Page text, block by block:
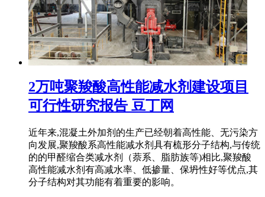
2万吨聚羧酸高性能减水剂建设项目
可行性研究报告 豆丁网
近年来,混凝土外加剂的生产已经朝着高性能、无污染方
向发展,聚羧酸系高性能减水剂具有梳形分子结构,与传统
的的甲醛缩合类减水剂（萘系、脂肪族等)相比,聚羧酸
高性能减水剂有高减水率、低掺量、保坍性好等优点,其
分子结构对其功能有着重要的影响。